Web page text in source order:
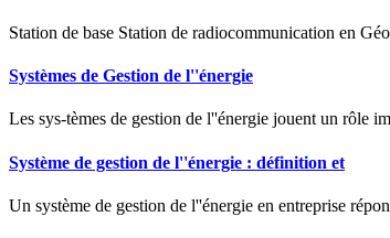
Station de base Station de radiocommunication en
Systèmes de Gestion de l''énergie
Les sys-tèmes de gestion de l''énergie jouent un rôle
Système de gestion de l''énergie : définition et
Un système de gestion de l''énergie en entreprise